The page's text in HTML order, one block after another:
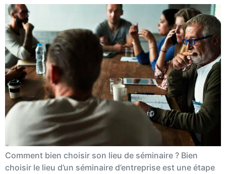
Comment bien choisir son lieu de séminaire ? Bien
choisir le lieu d’un séminaire d’entreprise est une étape